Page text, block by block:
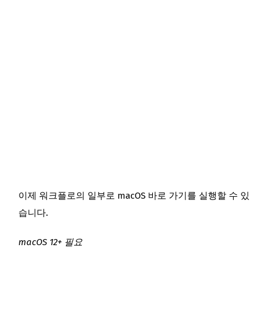
이제 워크플로의 일부로 macOS 바로 가기를 실행할 수 있
습니다.
macOS 12+ 필요